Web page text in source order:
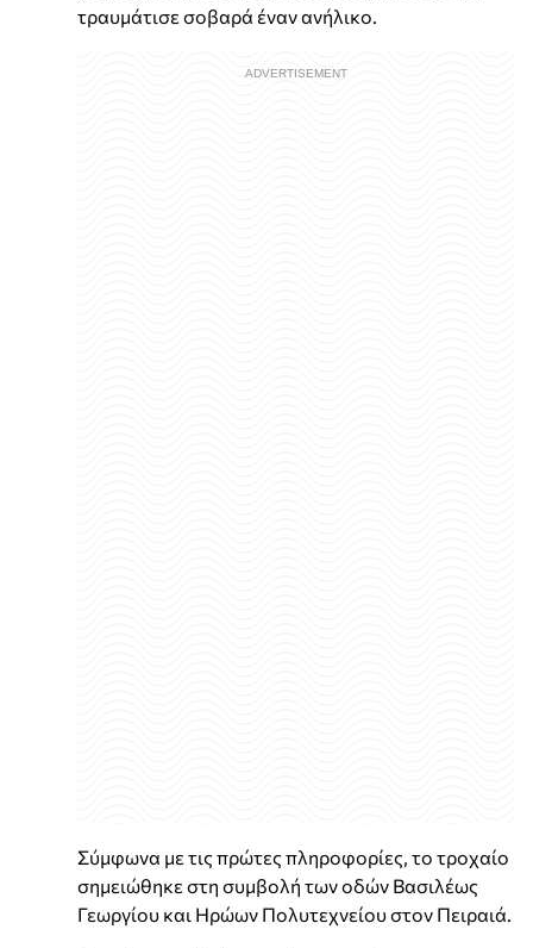
τραυμάτισε σοβαρά έναν ανήλικο.
Σύμφωνα με τις πρώτες πληροφορίες, το τροχαίο
σημειώθηκε στη συμβολή των οδών Βασιλέως
Γεωργίου και Ηρώων Πολυτεχνείου στον Πειραιά.